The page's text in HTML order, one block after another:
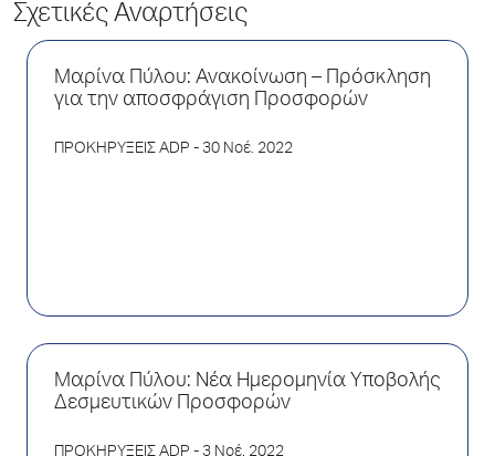
Σχετικές Αναρτήσεις
Μαρίνα Πύλου: Ανακοίνωση – Πρόσκληση
για την αποσφράγιση Προσφορών
ΠΡΟΚΗΡΥΞΕΙΣ ADP - 30 Νοέ. 2022
Μαρίνα Πύλου: Νέα Ημερομηνία Υποβολής
Δεσμευτικών Προσφορών
ΠΡΟΚΗΡΥΞΕΙΣ ADP - 3 Νοέ. 2022